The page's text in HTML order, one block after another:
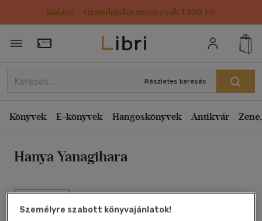
Kulacs / strandtáska most csak 1499 Ft!
Törzsvásárlói Kártya adatai
Részletes keresés
Könyvek E-könyvek Hangoskönyvek Antikvár
Hanya Yanagihara
Rendezés
Kiadás éve szerint csökkenő
Ár szerint csökkenő
Eladott darabszám szerint csökkenő
Cím szerint A-Z
Szerző szerint A-Z
Személyre szabott könyvajánlatok!